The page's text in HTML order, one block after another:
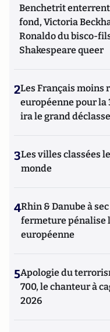
Benchetrit
fond, Victoria
Ronaldo du bisco-
Shakespeare queer
2Les Français moins
européenne pour la
ira le grand
3Les villes classées
monde
4Rhin & Danube à
fermeture pénalise
européenne
5Apologie du
700, le chanteur à
2026